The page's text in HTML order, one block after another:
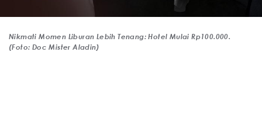
Nikmati Momen Liburan Lebih Tenang: Hotel Mulai Rp100.000.
(Foto: Doc Mister Aladin)